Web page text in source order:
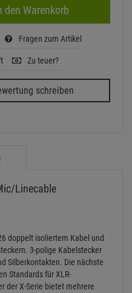
den Warenkorb
Fragen zum Artikel
Zu teuer?
schreiben
Linecable
doppelt isoliertem Kabel und
3-polige Kabelstecker
Silberkontakten. Die nächste
Standards für XLR-
der X-Serie bietet mehrere